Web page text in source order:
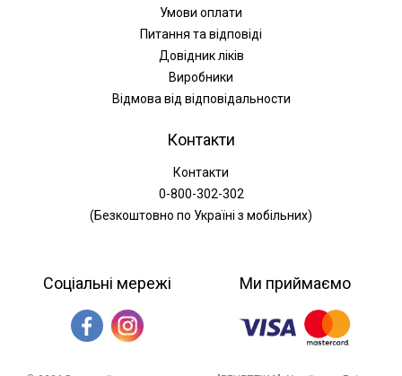
Умови оплати
Питання та відповіді
Довідник ліків
Виробники
Відмова від відповідальности
Контакти
Контакти
0-800-302-302
(Безкоштовно по Україні з мобільних)
Соціальні мережі Ми приймаємо